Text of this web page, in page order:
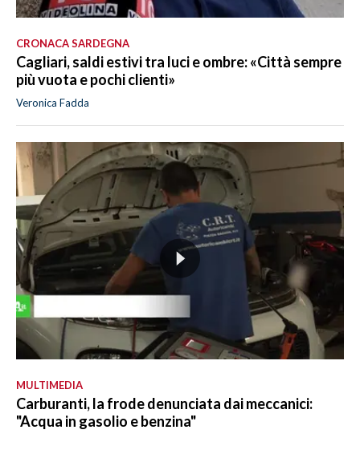
CRONACA SARDEGNA
Cagliari, saldi estivi tra luci e ombre: «Città sempre
più vuota e pochi clienti»
Veronica Fadda
MULTIMEDIA
Carburanti, la frode denunciata dai meccanici:
"Acqua in gasolio e benzina"